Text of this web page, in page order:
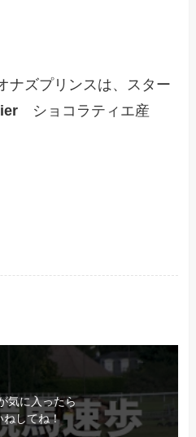
ナズプリンスは、スター
ショコラティエ産
気に入ったら
ねしてね！